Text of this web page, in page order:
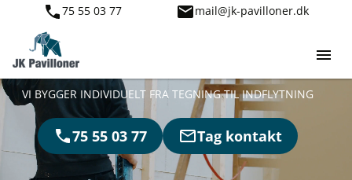
75 55 03 77 mail@jk-pavilloner.dk
KLOGE KVADRATMETER
VI BYGGER INDIVIDUELT FRA TEGNING TIL INDFLYTNING
75 55 03 77 Tag kontakt